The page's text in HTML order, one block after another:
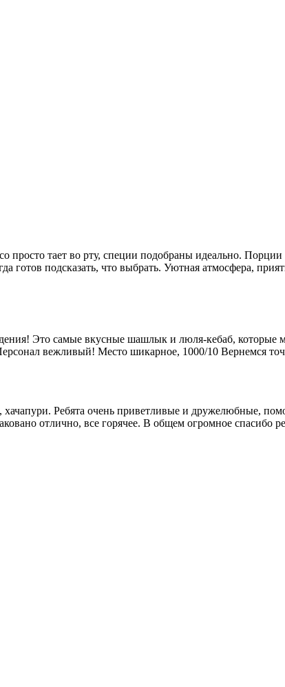
тает во рту, специи подобраны идеально.
подсказать, что выбрать. Уютная атмосфера,
Это самые вкусные шашлык и люля-кебаб,
вежливый! Место шикарное, 1000/10 Вернемся
Ребята очень приветливые и дружелюбные,
отлично, все горячее. В общем огромное спасибо